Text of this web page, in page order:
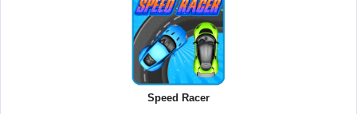
Speed Racer